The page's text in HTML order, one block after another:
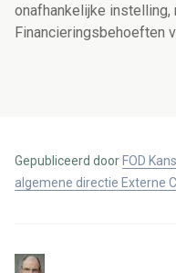
onafhankelijke instelling,
Financieringsbehoeften
Gepubliceerd door FOD
algemene directie Externe